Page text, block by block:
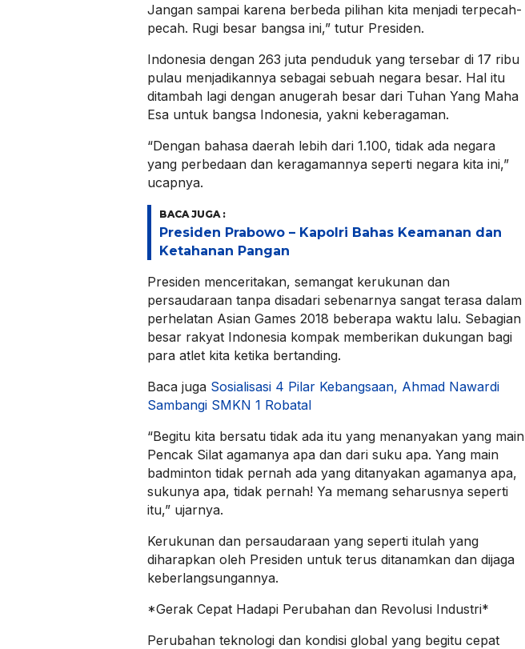
Jangan sampai karena berbeda pilihan kita menjadi terpecah-
pecah. Rugi besar bangsa ini,” tutur Presiden.
Indonesia dengan 263 juta penduduk yang tersebar di 17 ribu
pulau menjadikannya sebagai sebuah negara besar. Hal itu
ditambah lagi dengan anugerah besar dari Tuhan Yang Maha
Esa untuk bangsa Indonesia, yakni keberagaman.
“Dengan bahasa daerah lebih dari 1.100, tidak ada negara
yang perbedaan dan keragamannya seperti negara kita ini,”
ucapnya.
BACA JUGA :
Presiden Prabowo – Kapolri Bahas Keamanan dan
Ketahanan Pangan
Presiden menceritakan, semangat kerukunan dan
persaudaraan tanpa disadari sebenarnya sangat terasa dalam
perhelatan Asian Games 2018 beberapa waktu lalu. Sebagian
besar rakyat Indonesia kompak memberikan dukungan bagi
para atlet kita ketika bertanding.
Baca juga Sosialisasi 4 Pilar Kebangsaan, Ahmad Nawardi
Sambangi SMKN 1 Robatal
“Begitu kita bersatu tidak ada itu yang menanyakan yang main
Pencak Silat agamanya apa dan dari suku apa. Yang main
badminton tidak pernah ada yang ditanyakan agamanya apa,
sukunya apa, tidak pernah! Ya memang seharusnya seperti
itu,” ujarnya.
Kerukunan dan persaudaraan yang seperti itulah yang
diharapkan oleh Presiden untuk terus ditanamkan dan dijaga
keberlangsungannya.
*Gerak Cepat Hadapi Perubahan dan Revolusi Industri*
Perubahan teknologi dan kondisi global yang begitu cepat